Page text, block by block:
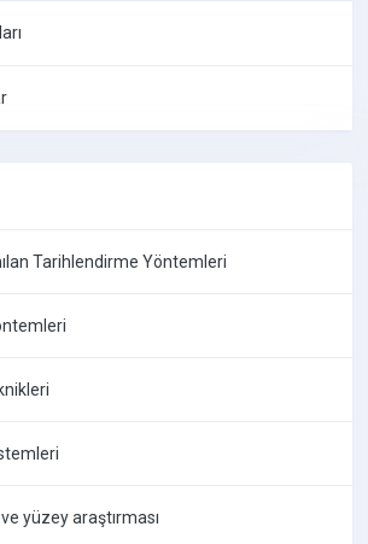
Tarihlendirme Yöntemleri
yüzey araştırması